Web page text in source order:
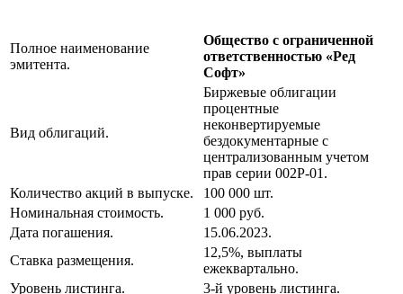
Полное наименование
эмитента.
Общество с ограниченной
ответственностью «Ред
Софт»
Вид облигаций.
Биржевые облигации
процентные
неконвертируемые
бездокументарные с
централизованным учетом
прав серии 002Р-01.
Количество акций в выпуске.
100 000 шт.
Номинальная стоимость.
1 000 руб.
Дата погашения.
15.06.2023.
Ставка размещения.
12,5%, выплаты
ежеквартально.
Уровень листинга.
3-й уровень листинга.